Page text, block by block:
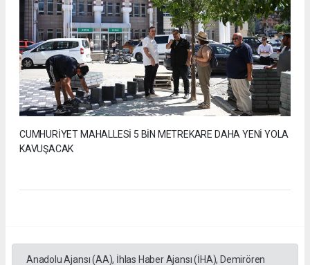
CUMHURİYET MAHALLESİ 5 BİN METREKARE DAHA YENİ YOLA
KAVUŞACAK
Anadolu Ajansı (AA), İhlas Haber Ajansı (İHA), Demirören